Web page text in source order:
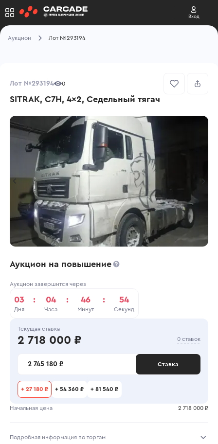
Вход
Аукцион Лот №293194
Лот №293194 0
SITRAK, C7H, 4x2, Седельный тягач
Аукцион на повышение
Аукцион завершится через
03
Дня
: 04
Часа
: 46
Минут
: 53
Секунд
Текущая ставка
2 718 000 ₽ 0 ставок
2 745 180 ₽ Ставка
+ 27 180 ₽ + 54 360 ₽ + 81 540 ₽
Начальная цена 2 718 000 ₽
Подробная информация по торгам